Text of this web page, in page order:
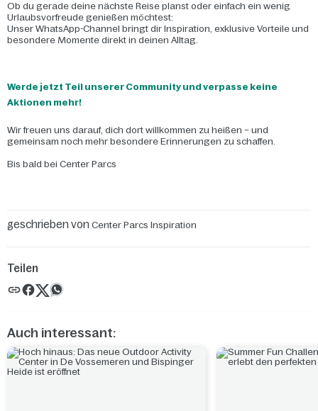
Ob du gerade deine nächste Reise planst oder einfach ein wenig
Urlaubsvorfreude genießen möchtest:
Unser WhatsApp-Channel bringt dir Inspiration, exklusive Vorteile und
besondere Momente direkt in deinen Alltag.
Werde jetzt Teil unserer Community und verpasse keine
Aktionen mehr!
Wir freuen uns darauf, dich dort willkommen zu heißen – und
gemeinsam noch mehr besondere Erinnerungen zu schaffen.
Bis bald bei Center Parcs
geschrieben von Center Parcs Inspiration
Teilen
Auch interessant: